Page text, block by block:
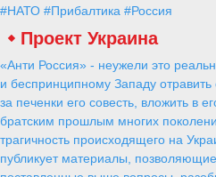
#НАТО #Прибалтика #Россия
Проект Украина
«Анти Россия» - неужели это
и беспринципному Западу
за печенки его совесть, вложить в
братским прошлым многих
трагичность происходящего на
публикует материалы,